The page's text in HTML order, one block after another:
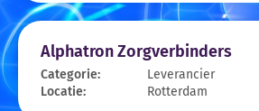
Alphatron Zorgverbinders
Categorie:
Leverancier
Locatie:
Rotterdam